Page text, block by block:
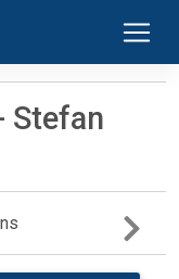
Stefan